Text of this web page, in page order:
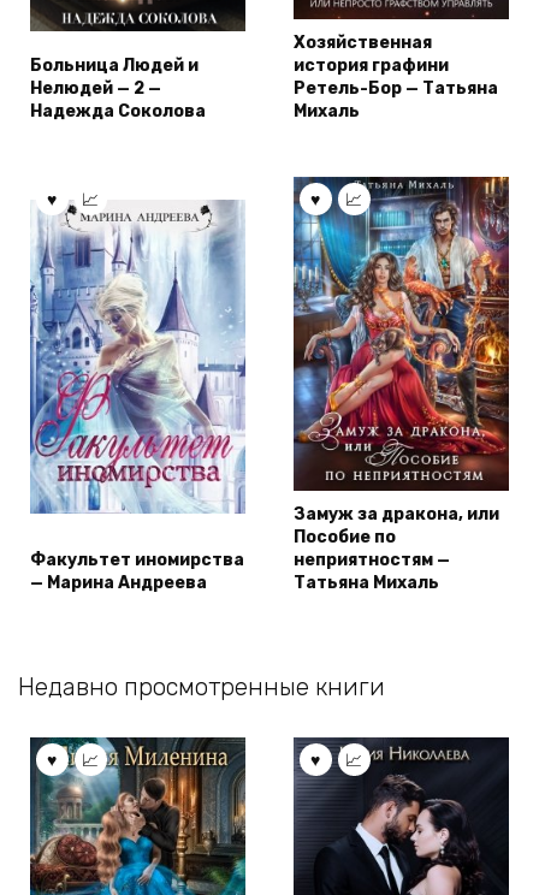
Больница Людей и
Нелюдей — 2 —
Надежда Соколова
Хозяйственная
история графини
Ретель-Бор — Татьяна
Михаль
Факультет иномирства
— Марина Андреева
Замуж за дракона, или
Пособие по
неприятностям —
Татьяна Михаль
Недавно просмотренные книги